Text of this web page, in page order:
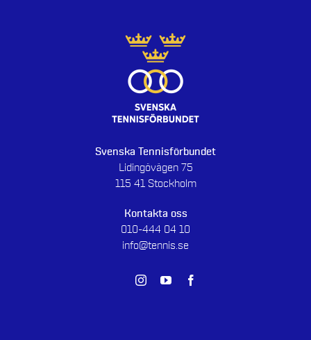
Svenska Tennisförbundet
Lidingövägen 75
115 41 Stockholm
Kontakta oss
010-444 04 10
info@tennis.se